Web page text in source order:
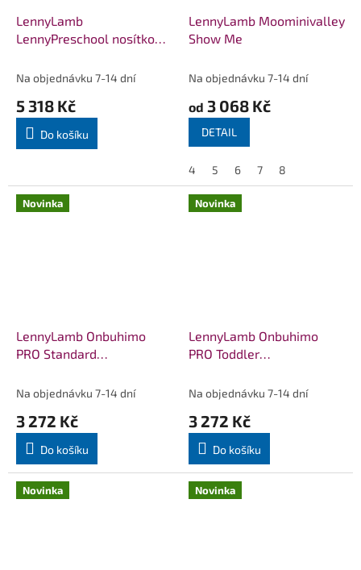
LennyLamb
LennyPreschool nosítko
Na objednávku 7-14 dní
5 318 Kč
Do košíku
LennyLamb Moominivalley
Show Me
Na objednávku 7-14 dní
od 3 068 Kč
DETAIL
4 5 6 7 8
Novinka
LennyLamb Onbuhimo
PRO Standard
Na objednávku 7-14 dní
3 272 Kč
Do košíku
Novinka
LennyLamb Onbuhimo
PRO Toddler
Na objednávku 7-14 dní
3 272 Kč
Do košíku
Novinka Novinka